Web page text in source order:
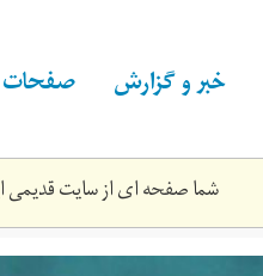
خبر و گزارش صفحات
شما صفحه ای از سایت قدیمی